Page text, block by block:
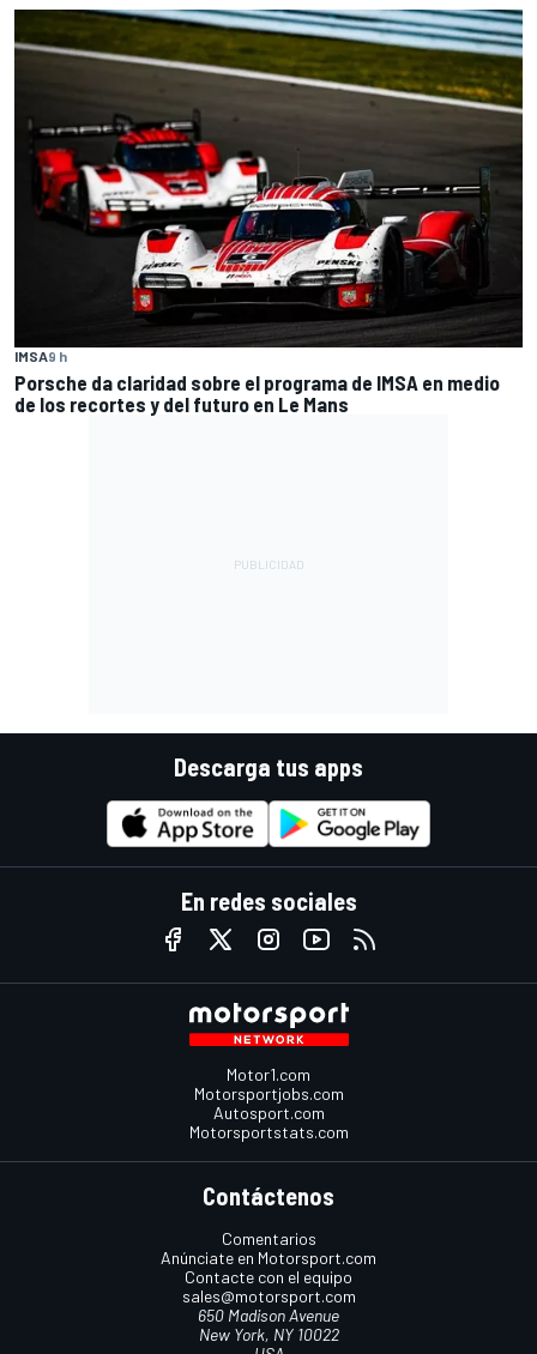
IMSA9 h
Porsche da claridad sobre el programa de IMSA en medio
de los recortes y del futuro en Le Mans
Descarga tus apps
En redes sociales
Motor1.com
Motorsportjobs.com
Autosport.com
Motorsportstats.com
Contáctenos
Comentarios
Anúnciate en Motorsport.com
Contacte con el equipo
sales@motorsport.com
650 Madison Avenue
New York, NY 10022